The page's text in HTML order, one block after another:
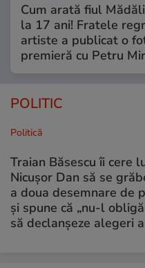
Cum arată fiul
la 17 ani! Fratele
artiste a publicat o
premieră cu Petru
POLITIC
Politică
Traian Băsescu îi cere
Nicușor Dan să se
a doua desemnare de
și spune că „nu-l
să declanșeze alegeri